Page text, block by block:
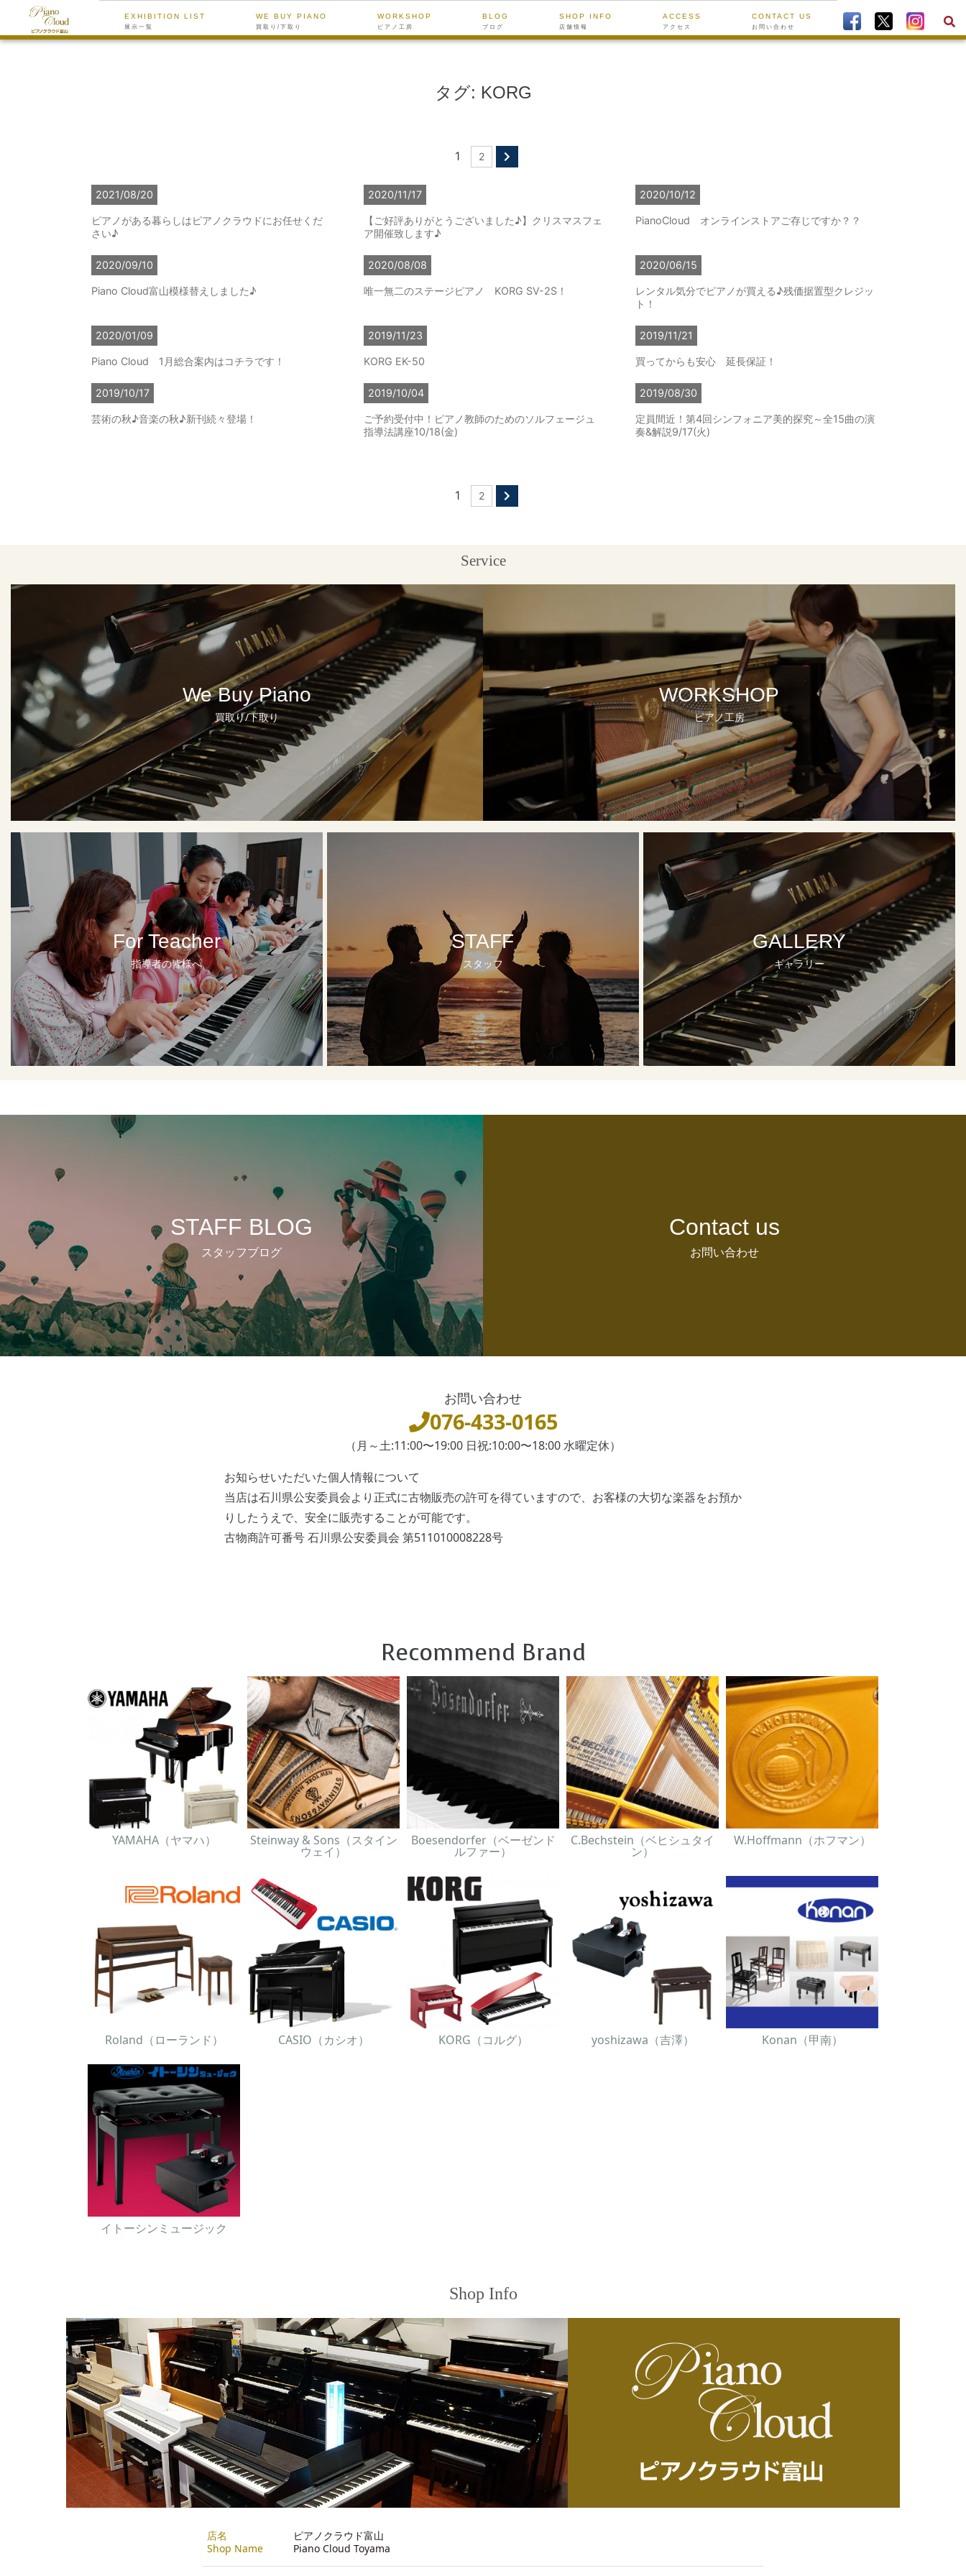
EXHIBITION LIST
展示一覧
WE BUY PIANO
買取り/下取り
WORKSHOP
ピアノ工房
BLOG
ブログ
SHOP INFO
店舗情報
ACCESS
アクセス
CONTACT US
お問い合わせ
タグ: KORG
1 2
2021/08/20
ピアノがある暮らしはピアノクラウドにお任せくだ
さい♪
2020/11/17
【ご好評ありがとうございました♪】クリスマスフェ
ア開催致します♪
2020/10/12
PianoCloud オンラインストアご存じですか？？
2020/09/10
Piano Cloud富山模様替えしました♪
2020/08/08
唯一無二のステージピアノ KORG SV-2S！
2020/06/15
レンタル気分でピアノが買える♪残価据置型クレジッ
ト！
2020/01/09
Piano Cloud 1月総合案内はコチラです！
2019/11/23
KORG EK-50
2019/11/21
買ってからも安心 延長保証！
2019/10/17
芸術の秋♪音楽の秋♪新刊続々登場！
2019/10/04
ご予約受付中！ピアノ教師のためのソルフェージュ
指導法講座10/18(金)
2019/08/30
定員間近！第4回シンフォニア美的探究～全15曲の演
奏&解説9/17(火)
1 2
Service
We Buy Piano
買取り/下取り
WORKSHOP
ピアノ工房
For Teacher
指導者の皆様へ
STAFF
スタッフ
GALLERY
ギャラリー
STAFF BLOG
スタッフブログ
Contact us
お問い合わせ
お問い合わせ
076-433-0165
（月～土:11:00〜19:00 日祝:10:00〜18:00 水曜定休）
お知らせいただいた個人情報について
当店は石川県公安委員会より正式に古物販売の許可を得ていますので、お客様の大切な楽器をお預か
りしたうえで、安全に販売することが可能です。
古物商許可番号 石川県公安委員会 第511010008228号
Recommend Brand
YAMAHA（ヤマハ） Steinway & Sons（スタイン
ウェイ）
Boesendorfer（ベーゼンド
ルファー）
C.Bechstein（ベヒシュタイ
ン）
W.Hoffmann（ホフマン）
Roland（ローランド） CASIO（カシオ） KORG（コルグ） yoshizawa（吉澤） Konan（甲南）
イトーシンミュージック
Shop Info
店名
Shop Name
ピアノクラウド富山
Piano Cloud Toyama